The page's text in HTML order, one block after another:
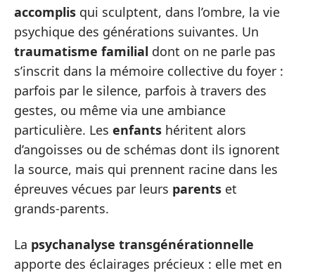
accomplis qui sculptent, dans l’ombre, la vie
psychique des générations suivantes. Un
traumatisme familial dont on ne parle pas
s’inscrit dans la mémoire collective du foyer :
parfois par le silence, parfois à travers des
gestes, ou même via une ambiance
particulière. Les enfants héritent alors
d’angoisses ou de schémas dont ils ignorent
la source, mais qui prennent racine dans les
épreuves vécues par leurs parents et
grands-parents.
La psychanalyse transgénérationnelle
apporte des éclairages précieux : elle met en